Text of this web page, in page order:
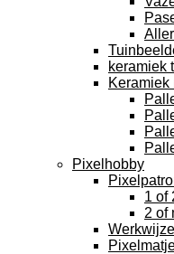
keramiek
Keramiek
Pixelhobby
1 of
2 of